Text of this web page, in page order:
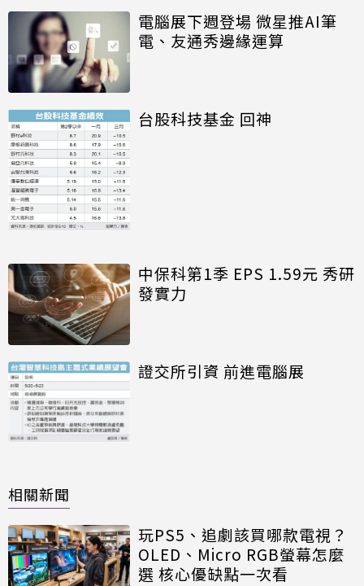
電腦展下週登場 微星推AI筆
電、友通秀邊緣運算
台股科技基金 回神
中保科第1季 EPS 1.59元 秀研
發實力
證交所引資 前進電腦展
相關新聞
玩PS5、追劇該買哪款電視？
OLED、Micro RGB螢幕怎麼
選 核心優缺點一次看